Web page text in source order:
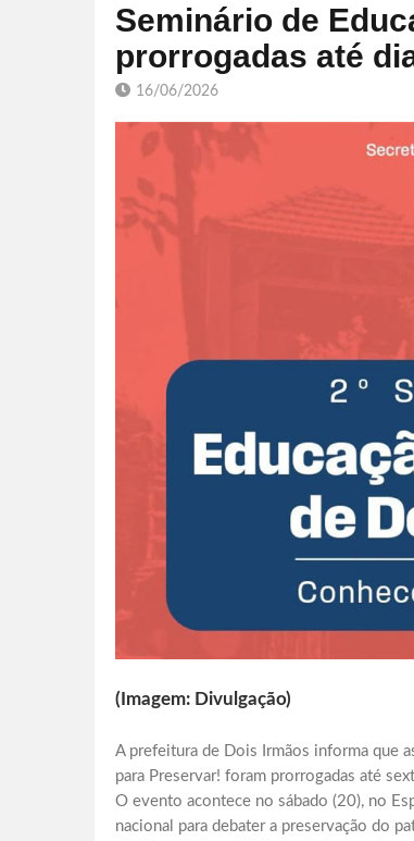
Seminário de
prorrogadas até
16/06/2026
(Imagem: Divulgação)
A prefeitura de Dois Irmãos informa que
para Preservar! foram prorrogadas até
O evento acontece no sábado (20), no
nacional para debater a preservação do